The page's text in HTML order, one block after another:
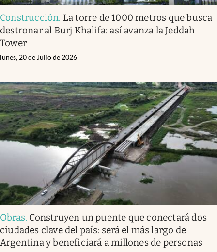
Mediakit
abre en nueva pestaña
Construcción. La torre de 1000 metros que busca
destronar al Burj Khalifa: así avanza la Jeddah
Tower
lunes, 20 de Julio de 2026
Obras. Construyen un puente que conectará dos
ciudades clave del país: será el más largo de
Argentina y beneficiará a millones de personas